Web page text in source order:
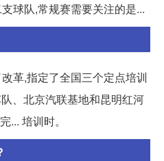
球队,常规赛需要关注的是...
革,指定了全国三个定点培训
、北京汽联基地和昆明红河
... 培训时。